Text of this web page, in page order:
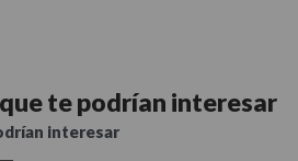
te podrían interesar
interesar